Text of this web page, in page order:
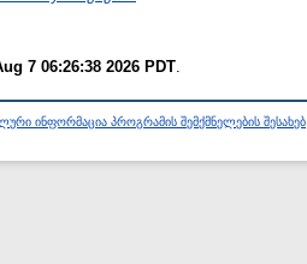
7 06:26:38 2026 PDT
ინფორმაცია პროგრამის შემქმნელების შესახებ